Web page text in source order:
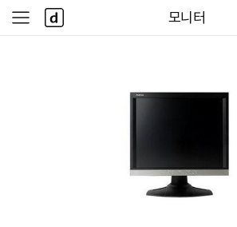
모니터
사
이
다
나
와